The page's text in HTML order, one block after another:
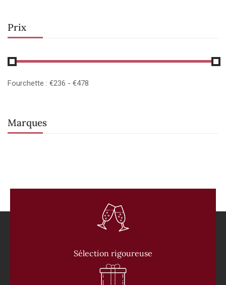
Prix
Fourchette : €236 - €478
Marques
Sélection rigoureuse